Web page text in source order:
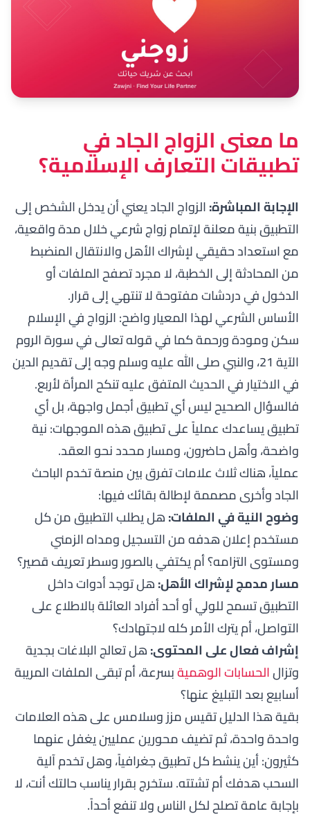
ما معنى الزواج الجاد في
تطبيقات التعارف الإسلامية؟
الإجابة المباشرة:الزواج الجاد يعني أن يدخل الشخص إلى
التطبيق بنية معلنة لإتمام زواج شرعي خلال مدة واقعية،
مع استعداد حقيقي لإشراك الأهل والانتقال المنضبط
من المحادثة إلى الخطبة، لا مجرد تصفح الملفات أو
الدخول في دردشات مفتوحة لا تنتهي إلى قرار.
الأساس الشرعي لهذا المعيار واضح: الزواج في الإسلام
سكن ومودة ورحمة كما في قوله تعالى فيسورة الروم
الآية 21
، والنبي صلى الله عليه وسلم وجه إلى تقديم الدين
في الاختيار في الحديث المتفق عليهتنكح المرأة لأربع.
فالسؤال الصحيح ليس أي تطبيق أجمل واجهة، بل أي
تطبيق يساعدك عملياً على تطبيق هذه الموجهات: نية
واضحة، وأهل حاضرون، ومسار محدد نحو العقد.
عملياً، هناك ثلاث علامات تفرق بين منصة تخدم الباحث
الجاد وأخرى مصممة لإطالة بقائك فيها:
وضوح النية في الملفات:هل يطلب التطبيق من كل
مستخدم إعلان هدفه من التسجيل ومداه الزمني
ومستوى التزامه؟ أم يكتفي بالصور وسطر تعريف قصير؟
مسار مدمج لإشراك الأهل:هل توجد أدوات داخل
التطبيق تسمح للولي أو أحد أفراد العائلة بالاطلاع على
التواصل، أم يترك الأمر كله لاجتهادك؟
إشراف فعال على المحتوى:هل تعالج البلاغات بجدية
وتزالالحسابات الوهميةبسرعة، أم تبقى الملفات المريبة
أسابيع بعد التبليغ عنها؟
بقية هذا الدليل تقيس مزز وسلامس على هذه العلامات
واحدة واحدة، ثم تضيف محورين عمليين يغفل عنهما
كثيرون: أين ينشط كل تطبيق جغرافياً، وهل تخدم آلية
السحب هدفك أم تشتته. ستخرج بقرار يناسب حالتك أنت، لا
بإجابة عامة تصلح لكل الناس ولا تنفع أحداً.